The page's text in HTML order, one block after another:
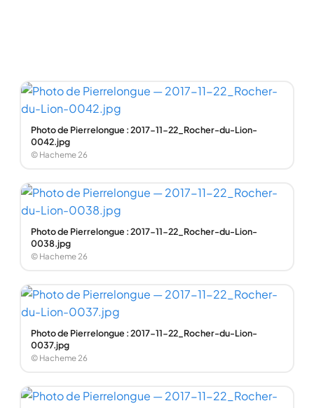
Photo de Pierrelongue : 2017-11-22_Rocher-du-Lion-
0042.jpg
© Hacheme 26
Photo de Pierrelongue : 2017-11-22_Rocher-du-Lion-
0038.jpg
© Hacheme 26
Photo de Pierrelongue : 2017-11-22_Rocher-du-Lion-
0037.jpg
© Hacheme 26